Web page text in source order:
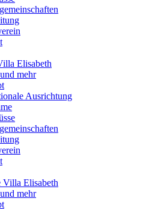
Elisabeth
mehr
Ausrichtung
Villa Elisabeth
mehr